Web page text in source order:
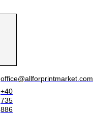
office@allforprintmarket.com
+40
735
886